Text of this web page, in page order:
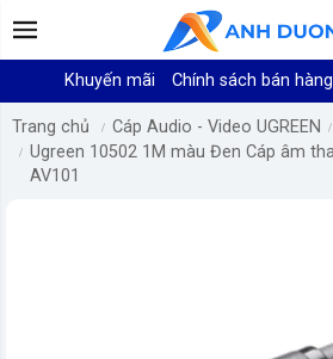
Khuyến mãi Chính sách bán hàng
Trang chủ Cáp Audio - Video UGREEN
Ugreen 10502 1M màu Đen Cáp âm thanh 2 đầu 3.5mm dương
AV101